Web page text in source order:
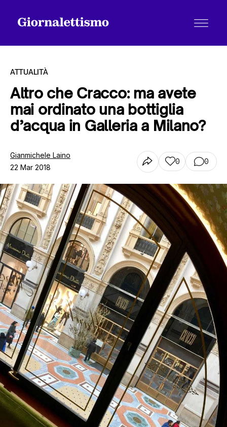
Tutti gli articoli
Chi siamo
Contatti
ATTUALITÀ
Altro che Cracco: ma avete
mai ordinato una bottiglia
d’acqua in Galleria a Milano?
Gianmichele Laino
22 Mar 2018
0 0